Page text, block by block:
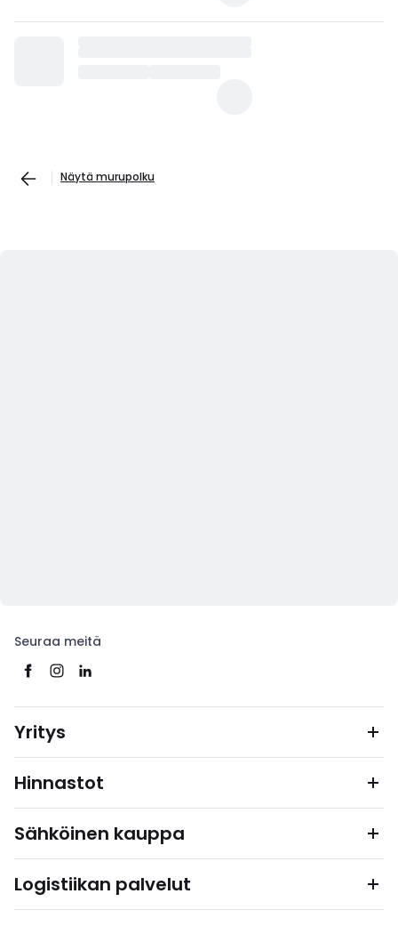
Näytä murupolku
Seuraa meitä
Yritys
Hinnastot
Sähköinen kauppa
Logistiikan palvelut